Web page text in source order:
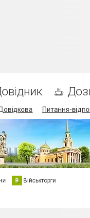
Питання-
В Військторги